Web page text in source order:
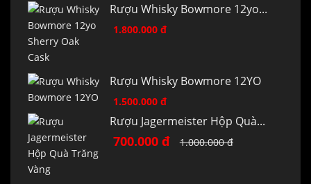
Rượu Whisky Bowmore 12yo...
1.800.000 đ
Rượu Whisky Bowmore 12YO
1.500.000 đ
Rượu Jagermeister Hộp Quà...
700.000 đ 1.000.000 đ